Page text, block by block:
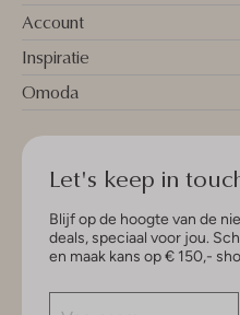
Account
Inspiratie
Omoda
Let's keep in
Blijf op de hoogte van de
deals, speciaal voor jou.
en maak kans op € 150,-